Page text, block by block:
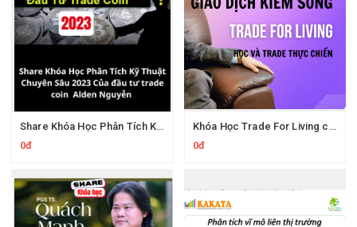
Share Khóa Học Phân Tích Kỹ Thuật Chuyên Sâu 2023 Của Alden Nguyễn
0đ
Khóa Học Trade For Living của Tôi Đi Trade Dạo
0đ